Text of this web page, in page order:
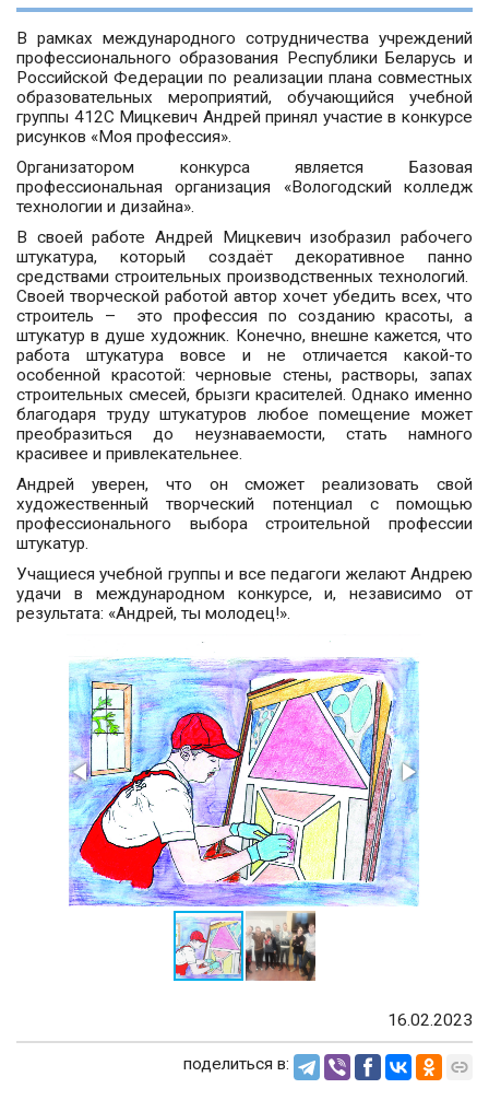
В рамках международного сотрудничества учреждений
профессионального образования Республики Беларусь и
Российской Федерации по реализации плана совместных
образовательных мероприятий, обучающийся учебной
группы 412С Мицкевич Андрей принял участие в конкурсе
рисунков «Моя профессия».
Организатором конкурса является Базовая
профессиональная организация «Вологодский колледж
технологии и дизайна».
В своей работе Андрей Мицкевич изобразил рабочего
штукатура, который создаёт декоративное панно
средствами строительных производственных технологий.
Своей творческой работой автор хочет убедить всех, что
строитель – это профессия по созданию красоты, а
штукатур в душе художник. Конечно, внешне кажется, что
работа штукатура вовсе и не отличается какой-то
особенной красотой: черновые стены, растворы, запах
строительных смесей, брызги красителей. Однако именно
благодаря труду штукатуров любое помещение может
преобразиться до неузнаваемости, стать намного
красивее и привлекательнее.
Андрей уверен, что он сможет реализовать свой
художественный творческий потенциал с помощью
профессионального выбора строительной профессии
штукатур.
Учащиеся учебной группы и все педагоги желают Андрею
удачи в международном конкурсе, и, независимо от
результата: «Андрей, ты молодец!».
16.02.2023
поделиться в: